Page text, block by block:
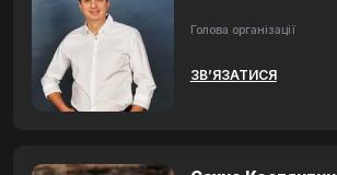
Голова організації
ЗВ’ЯЗАТИСЯ